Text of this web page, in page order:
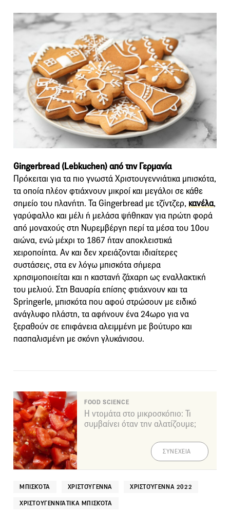
Gingerbread (Lebkuchen) από την Γερμανία
Πρόκειται για τα πιο γνωστά Χριστουγεννιάτικα μπισκότα,
τα οποία πλέον φτιάχνουν μικροί και μεγάλοι σε κάθε
σημείο του πλανήτη. Τα Gingerbread με τζίντζερ, κανέλα,
γαρύφαλλο και μέλι ή μελάσα ψήθηκαν για πρώτη φορά
από μοναχούς στη Νυρεμβέργη περί τα μέσα του 10ου
αιώνα, ενώ μέχρι το 1867 ήταν αποκλειστικά
χειροποίητα. Αν και δεν χρειάζονται ιδιαίτερες
συστάσεις, στα εν λόγω μπισκότα σήμερα
χρησιμοποιείται και η καστανή ζάχαρη ως εναλλακτική
του μελιού. Στη Βαυαρία επίσης φτιάχνουν και τα
Springerle, μπισκότα που αφού στρώσουν με ειδικό
ανάγλυφο πλάστη, τα αφήνουν ένα 24ωρο για να
ξεραθούν σε επιφάνεια αλειμμένη με βούτυρο και
πασπαλισμένη με σκόνη γλυκάνισου.
FOOD SCIENCE
Η ντομάτα στο μικροσκόπιο: Τι
συμβαίνει όταν την αλατίζουμε;
ΣΥΝΕΧΕΙΑ
ΜΠΙΣΚΌΤΑ ΧΡΙΣΤΟΎΓΕΝΝΑ ΧΡΙΣΤΟΎΓΕΝΝΑ 2022
ΧΡΙΣΤΟΥΓΕΝΝΙΆΤΙΚΑ ΜΠΙΣΚΌΤΑ